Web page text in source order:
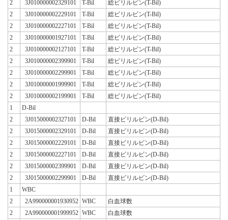
2
3J010000002329101 T-Bil
総ビリルビン(T-Bil)
2
3J010000002229101 T-Bil
総ビリルビン(T-Bil)
2
3J010000002227101 T-Bil
総ビリルビン(T-Bil)
2
3J010000001927101 T-Bil
総ビリルビン(T-Bil)
2
3J010000002127101 T-Bil
総ビリルビン(T-Bil)
2
3J010000002399901 T-Bil
総ビリルビン(T-Bil)
2
3J010000002299901 T-Bil
総ビリルビン(T-Bil)
2
3J010000001999901 T-Bil
総ビリルビン(T-Bil)
2
3J010000002199901 T-Bil
総ビリルビン(T-Bil)
1
D-Bil
2
3J015000002327101 D-Bil
直接ビリルビン(D-Bil)
2
3J015000002329101 D-Bil
直接ビリルビン(D-Bil)
2
3J015000002229101 D-Bil
直接ビリルビン(D-Bil)
2
3J015000002227101 D-Bil
直接ビリルビン(D-Bil)
2
3J015000002399901 D-Bil
直接ビリルビン(D-Bil)
2
3J015000002299901 D-Bil
直接ビリルビン(D-Bil)
1
WBC
2
2A990000001930952 WBC
白血球数
2
2A990000001999952 WBC
白血球数